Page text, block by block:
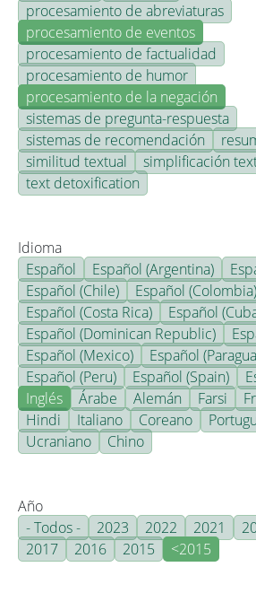
procesamiento de abreviaturas
procesamiento de eventos
procesamiento de factualidad
procesamiento de humor
procesamiento de la negación
sistemas de pregunta-respuesta
sistemas de recomendación
similitud textual
simplificación
text detoxification
Idioma
Español
Español (Argentina)
Español (Chile)
Español (Colombia)
Español (Costa Rica)
Español
Español (Dominican Republic)
Español (Mexico)
Español
Español (Peru)
Español (Spain)
Inglés
Árabe Alemán Farsi
Hindi
Italiano Coreano
Ucraniano
Chino
Año
- Todos -
2023 2022 2021
2017
2016 2015 <2015